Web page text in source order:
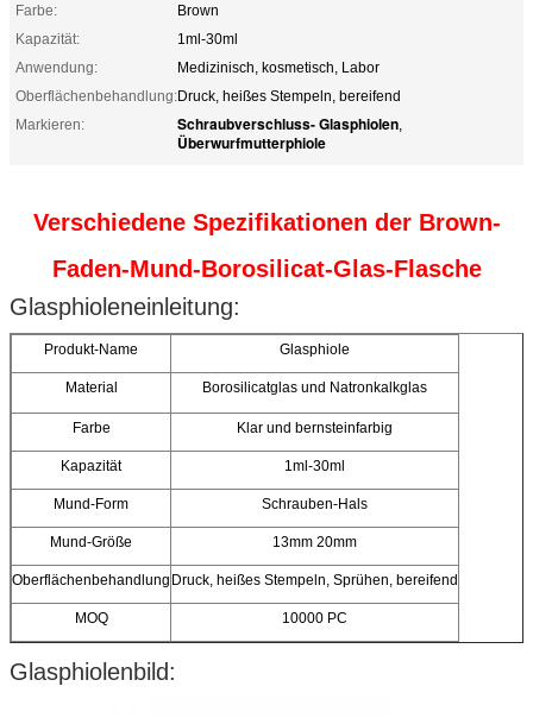
Farbe:
Brown
Kapazität:
1ml-30ml
Anwendung:
Medizinisch, kosmetisch, Labor
Oberflächenbehandlung:Druck, heißes Stempeln, bereifend
Markieren:
Schraubverschluss- Glasphiolen,
Überwurfmutterphiole
Verschiedene Spezifikationen der Brown-
Faden-Mund-Borosilicat-Glas-Flasche
Glasphioleneinleitung:
Produkt-Name Glasphiole
Material Borosilicatglas und Natronkalkglas
Farbe Klar und bernsteinfarbig
Kapazität 1ml-30ml
Mund-Form Schrauben-Hals
Mund-Größe 13mm 20mm
Oberflächenbehandlung Druck, heißes Stempeln, Sprühen, bereifend
MOQ 10000 PC
Glasphiolenbild: